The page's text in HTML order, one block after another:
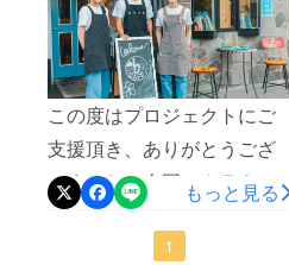
木 10:00~18:00金
土 10:00~22:00定休日 火曜
日Misa.
おります！Instagram ・
https://www.instagram.com/b
cafe_yamanashi/Twitter ・
https://twitter.com/bcafe_yam
anashi営業時間 日月水木
10:00~18:00金土
10:00~22:00定休日 火曜日
は当初の予定より遅れてし
まいますが、7月1日J2リー
グ ヴァンフォーレ甲府対
ジェフユナイテッド市原・
千葉戦を放映する予定で
す！席のご予約の情報など
また詳細を後日お知らせ致
します。ぜひチェックをよ
この度はプロジェクトにご
支援頂き、ありがとうござ
いました。今回のクラウド
ファンディングでは目標達
成には至らず、こちらの力
もっと見る
1